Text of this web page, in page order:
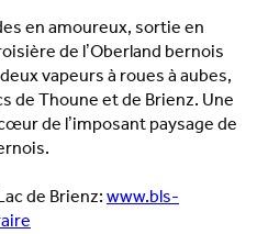
en amoureux, sortie en
de l’Oberland bernois
vapeurs à roues à aubes,
de Thoune et de Brienz. Une
de l’imposant paysage de
de Brienz: www.bls-